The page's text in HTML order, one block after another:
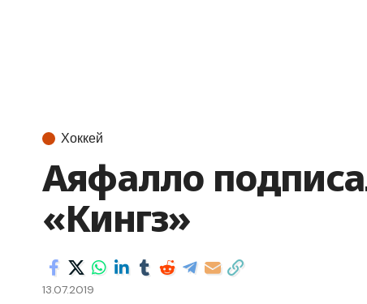
Хоккей
Аяфалло
«Кингз»
13.07.2019